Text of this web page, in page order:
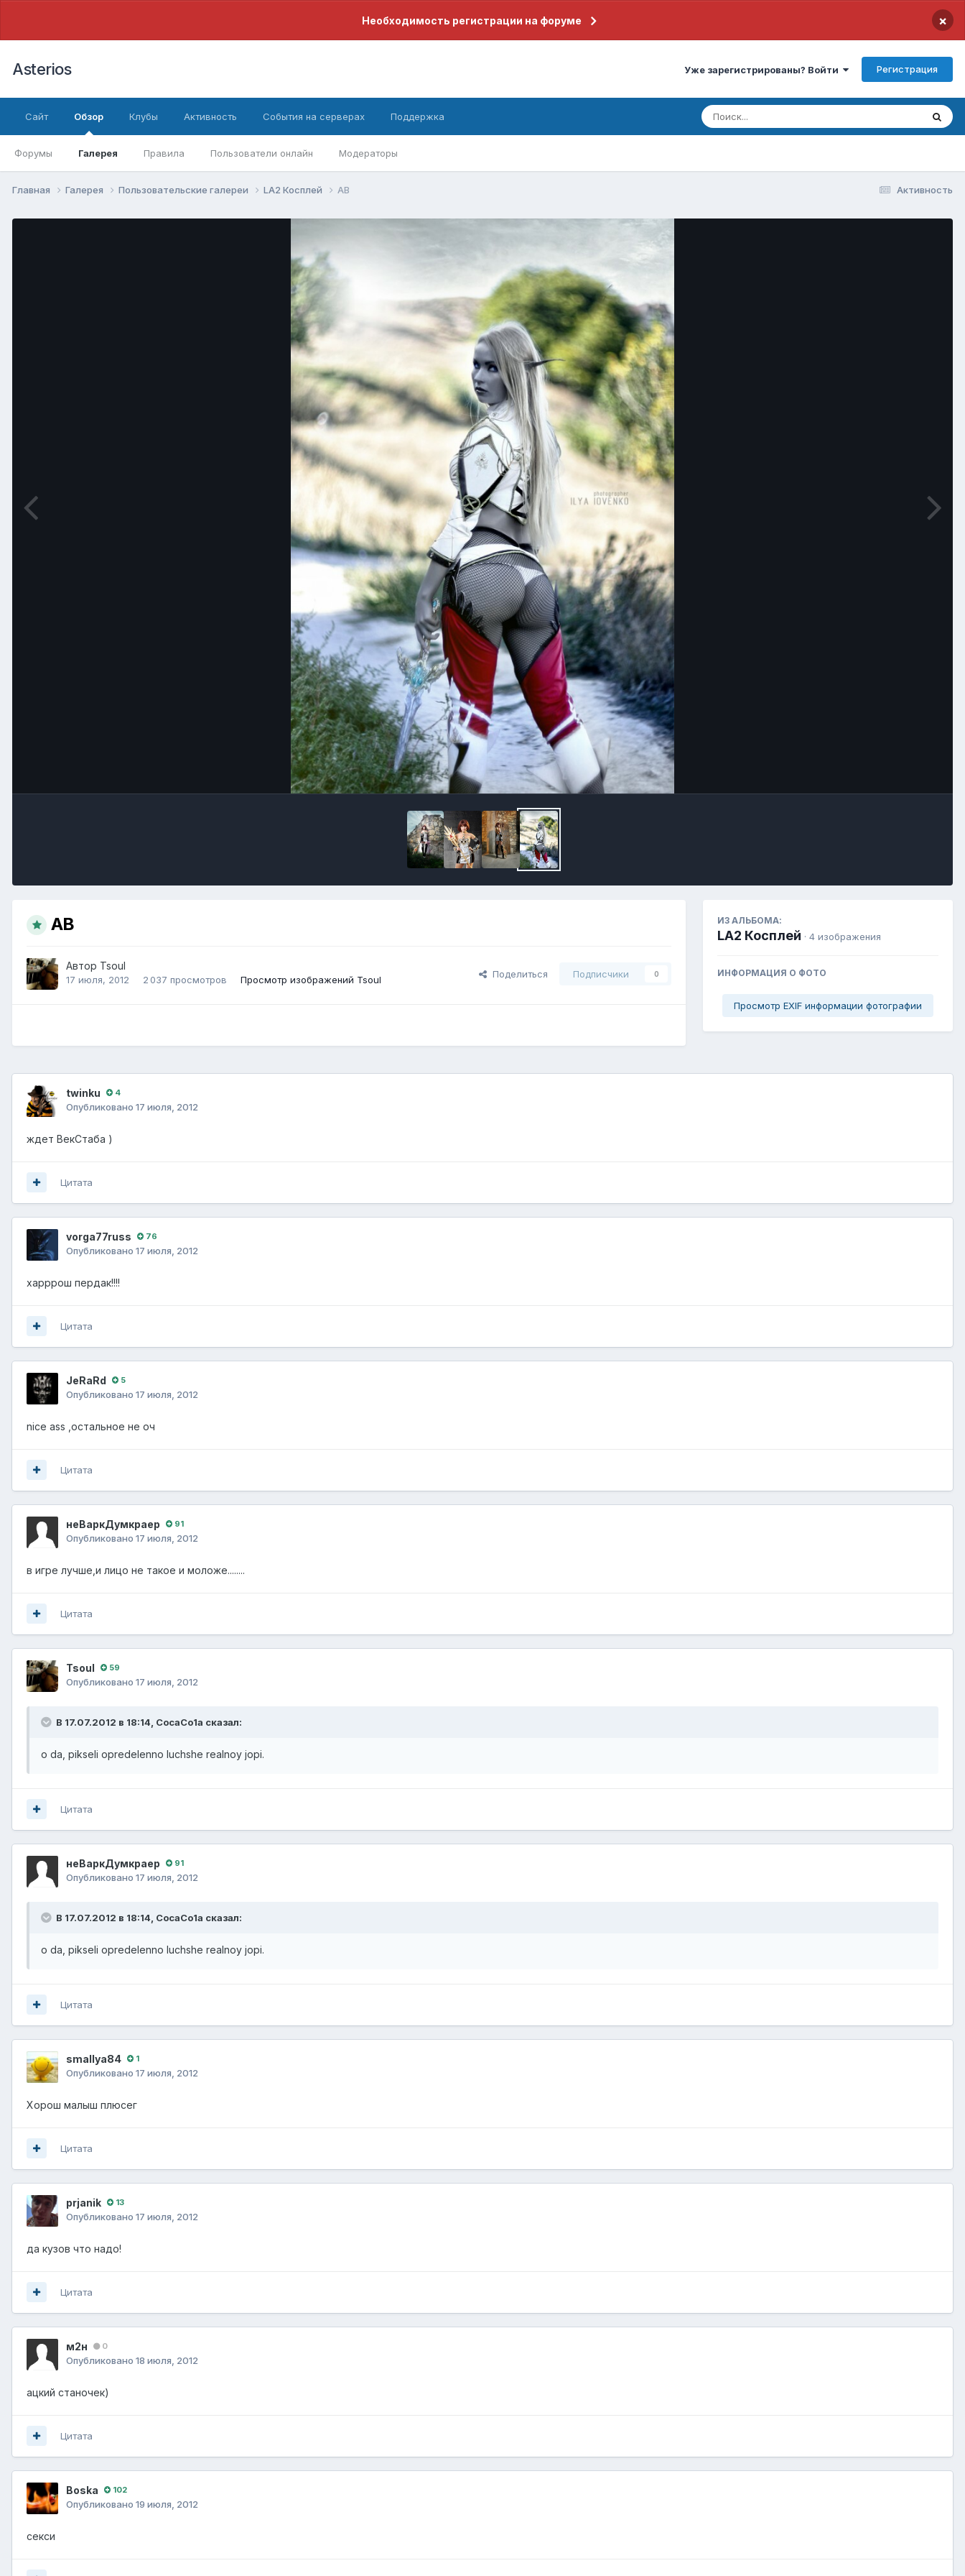
Необходимость регистрации на форуме ×
Asterios Уже зарегистрированы? Войти Регистрация
Сайт Обзор
Форумы Галерея Правила Пользователи онлайн Модераторы
Клубы Активность События на серверах Поддержка
Активность
Главная Галерея Пользовательские галереи LA2 Косплей АВ
АВ
Автор Tsoul
17 июля, 2012 2 037 просмотров Просмотр изображений Tsoul
Поделиться Подписчики 0
ИЗ АЛЬБОМА:
LA2 Косплей · 4 изображения
ИНФОРМАЦИЯ О ФОТО
Просмотр EXIF информации фотографии
twinku 4
Опубликовано 17 июля, 2012
ждет ВекСтаба )
Цитата
vorga77russ 76
Опубликовано 17 июля, 2012
харррош пердак!!!!
Цитата
JeRaRd 5
Опубликовано 17 июля, 2012
nice ass ,остальное не оч
Цитата
неВаркДумкраер 91
Опубликовано 17 июля, 2012
в игре лучше,и лицо не такое и моложе........
Цитата
Tsoul 59
Опубликовано 17 июля, 2012
В 17.07.2012 в 18:14, CocaCo1a сказал:
o da, pikseli opredelenno luchshe realnoy jopi.
Цитата
неВаркДумкраер 91
Опубликовано 17 июля, 2012
В 17.07.2012 в 18:14, CocaCo1a сказал:
o da, pikseli opredelenno luchshe realnoy jopi.
Цитата
smallya84 1
Опубликовано 17 июля, 2012
Хорош малыш плюсег
Цитата
prjanik 13
Опубликовано 17 июля, 2012
да кузов что надо!
Цитата
м2н 0
Опубликовано 18 июля, 2012
ацкий станочек)
Цитата
Boska 102
Опубликовано 19 июля, 2012
секси